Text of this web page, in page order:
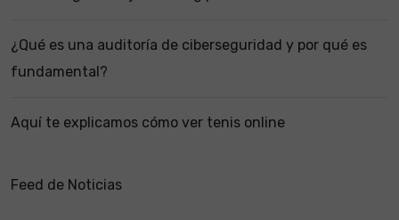
¿Qué es una auditoría de ciberseguridad y por qué es
fundamental?
Aquí te explicamos cómo ver tenis online
Feed de Noticias